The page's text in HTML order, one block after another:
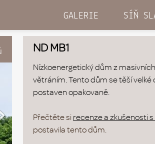
GALERIE SÍŇ
ND MB1
Nízkoenergetický dům z
větráním. Tento dům se těší
postaven opakovaně.
Přečtěte sirecenze a zkušenosti
postavila tento dům.